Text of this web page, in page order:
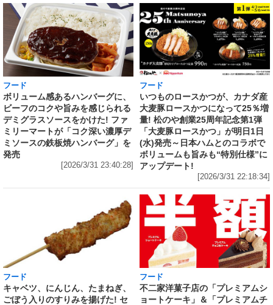
フード
ボリューム感あるハンバーグに、
ビーフのコクや旨みを感じられる
デミグラスソースをかけた! ファ
ミリーマートが「コク深い濃厚デ
ミソースの鉄板焼ハンバーグ」を
発売
[2026/3/31 23:40:28]
フード
いつものロースかつが、カナダ産
大麦豚ロースかつになって25％増
量! 松のや創業25周年記念第1弾
「大麦豚ロースかつ」が明日1日
(水)発売～日本ハムとのコラボで
ボリュームも旨みも“特別仕様”に
アップデート!
[2026/3/31 22:18:34]
フード
キャベツ、にんじん、たまねぎ、
ごぼう入りのすりみを揚げた! セ
フード
不二家洋菓子店の「プレミアムシ
ョートケーキ」＆「プレミアムチ